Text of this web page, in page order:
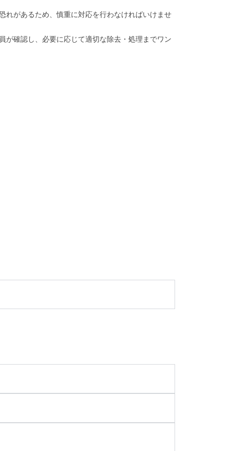
れがあるため、慎重に対応を行わなければいけませ
が確認し、必要に応じて適切な除去・処理までワン